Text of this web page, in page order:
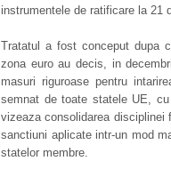
instrumentele de ratificare la 21
Tratatul a fost conceput dupa
zona euro au decis, in
masuri riguroase pentru
semnat de toate statele UE,
vizeaza consolidarea disciplinei
sanctiuni aplicate intr-un mod
statelor membre.